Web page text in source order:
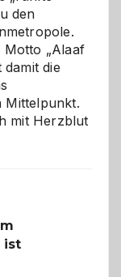
den
Motto „Alaaf
die
Mittelpunkt.
mit Herzblut
ist